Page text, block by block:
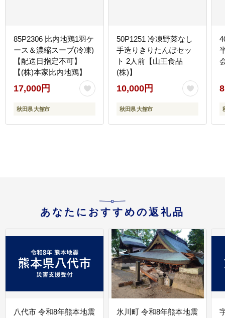
85P2306 比内地鶏1羽ケ
ース＆濃縮スープ(冷凍)
【配送日指定不可】
【(株)本家比内地鶏】
17,000円
秋田県 大館市
50P1251 冷凍野菜なし
手造りきりたんぽセッ
ト 2人前【山王食品
(株)】
10,000円
秋田県 大館市
あなたにおすすめの返礼品
八代市 令和8年熊本地震
氷川町 令和8年熊本地震